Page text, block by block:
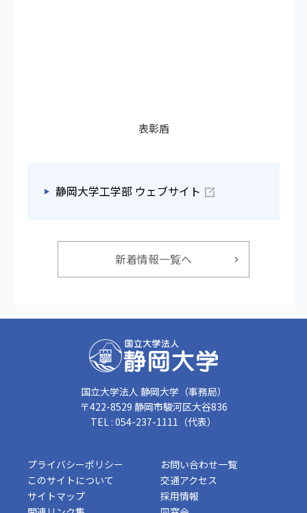
表彰盾
静岡大学工学部 ウェブサイト
新着情報一覧へ
国立大学法人 静岡大学（事務局）
〒422-8529 静岡市駿河区大谷836
TEL : 054-237-1111（代表）
プライバシーポリシー
このサイトについて
サイトマップ
お問い合わせ一覧
交通アクセス
採用情報